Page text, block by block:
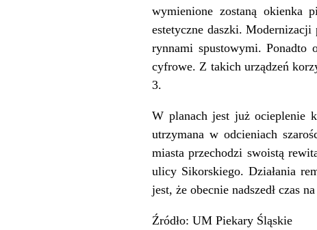
wymienione zostaną okienka
estetyczne daszki.
rynnami spustowymi. Ponadto
cyfrowe. Z takich urządzeń
3.
W planach jest już ocieplenie
utrzymana w odcieniach
miasta przechodzi swoistą
ulicy Sikorskiego. Działania
jest, że obecnie nadszedł czas
Źródło: UM Piekary Śląskie